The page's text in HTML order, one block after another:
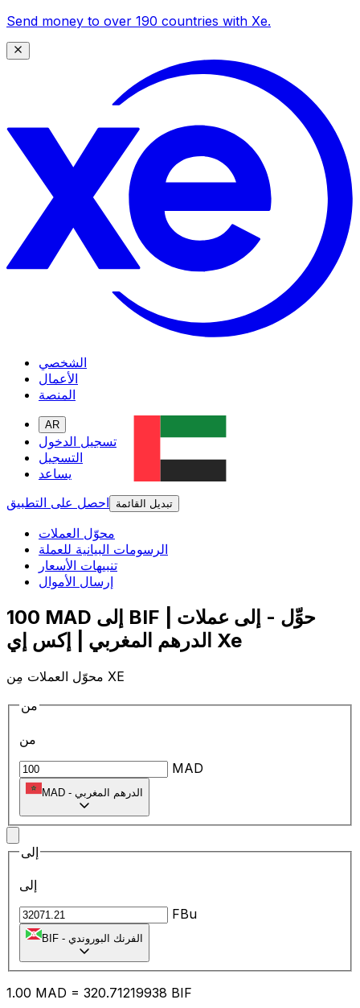
Send money to over 190 countries with Xe.
الشخصي
الأعمال
المنصة
AR
تسجيل الدخول
التسجيل
يساعد
احصل على التطبيق
تبديل القائمة
محوّل العملات
الرسومات البيانية للعملة
تنبيهات الأسعار
إرسال الأموال
100 MAD إلى BIF | حوِّل - إلى عملات
الدرهم المغربي | إكس إي Xe
محوّل العملات مِن XE
من
من
MAD
MAD - الدرهم المغربي
إلى
إلى
FBu
BIF - الفرنك البوروندي
1.00 MAD = 320.71219938 BIF